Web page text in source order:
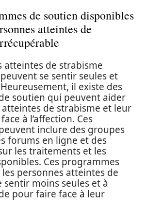
de soutien disponibles
atteintes de
atteintes de strabisme
se sentir seules et
il existe des
soutien qui peuvent aider
de strabisme et leur
à l’affection. Ces
inclure des groupes
forums en ligne et des
les traitements et les
Ces programmes
personnes atteintes de
sentir moins seules et à
pour faire face à leur